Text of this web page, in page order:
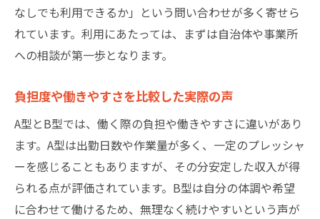
なしでも利用できるか」という問い合わせが多く寄せら
れています。利用にあたっては、まずは自治体や事業所
への相談が第一歩となります。
負担度や働きやすさを比較した実際の声
A型とB型では、働く際の負担や働きやすさに違いがあり
ます。A型は出勤日数や作業量が多く、一定のプレッシャ
ーを感じることもありますが、その分安定した収入が得
られる点が評価されています。B型は自分の体調や希望
に合わせて働けるため、無理なく続けやすいという声が